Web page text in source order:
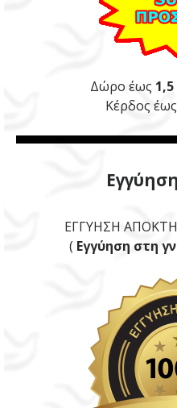
Δώρο έως 1,5
Κέρδος έως
ΕΓΓΥΗΣΗ
( Εγγύηση στη